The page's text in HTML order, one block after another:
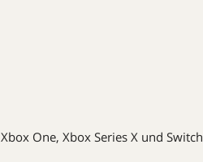
One, Xbox Series X und Switch